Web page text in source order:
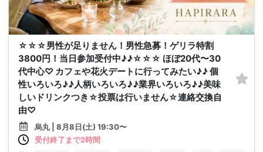
☆☆☆男性が足りません！男性急募！ゲリラ特割
3800円！当日参加受付中♪♪☆☆☆ ほぼ20代〜30
代中心♡ カフェや花火デートに行ってみたい♪♪ 個
性いろいろ♪♪人柄いろいろ♪♪業界いろいろ♪♪美味
しいドリンクつき☆投票は行いません☆連絡交換自
由♡
烏丸 | 8月8日(土) 19:30〜
受付終了まで2時間